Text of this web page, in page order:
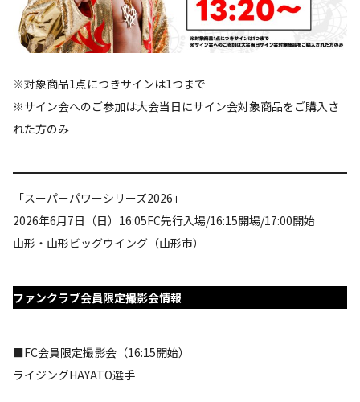
※対象商品1点につきサインは1つまで
※サイン会へのご参加は大会当日にサイン会対象商品をご購入さ
れた方のみ
「スーパーパワーシリーズ2026」
2026年6月7日（日）16:05FC先行入場/16:15開場/17:00開始
山形・山形ビッグウイング（山形市）
ファンクラブ会員限定撮影会情報
■FC会員限定撮影会（16:15開始）
ライジングHAYATO選手